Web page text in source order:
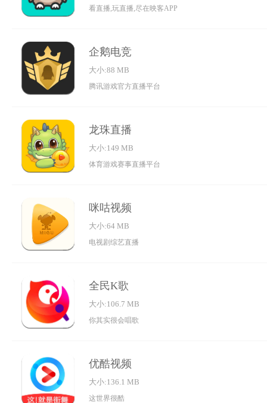
看直播,玩直播,尽在映客APP
企鹅电竞
大小:88 MB
腾讯游戏官方直播平台
龙珠直播
大小:149 MB
体育游戏赛事直播平台
咪咕视频
大小:64 MB
电视剧综艺直播
全民K歌
大小:106.7 MB
你其实很会唱歌
优酷视频
大小:136.1 MB
这世界很酷